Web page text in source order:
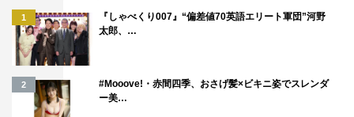
1
『しゃべくり007』“偏差値70英語エリート軍団”河野
太郎、…
2
#Mooove!・赤間四季、おさげ髪×ビキニ姿でスレンダ
ー美…